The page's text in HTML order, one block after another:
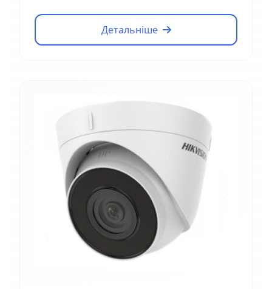
Детальніше